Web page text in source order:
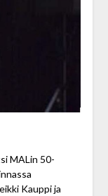
MALin 50-
Kauppi ja